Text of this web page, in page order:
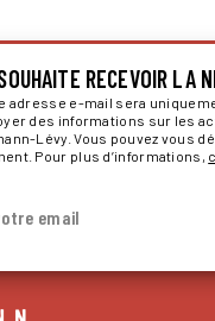
RECEVOIR LA
adresse e-mail sera
des informations sur les
Lévy. Vous pouvez vous
Pour plus d’informations,
email